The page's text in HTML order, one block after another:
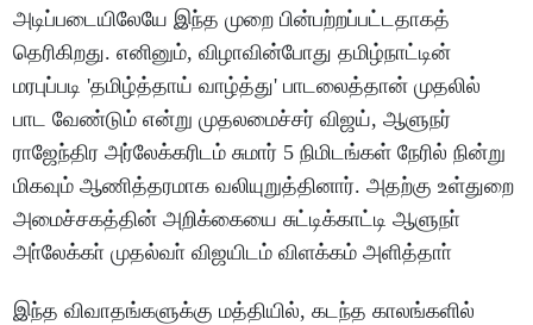
அடிப்படையிலேயே இந்த முறை பின்பற்றப்பட்டதாகத்
தெரிகிறது. எனினும், விழாவின்போது தமிழ்நாட்டின்
மரபுப்படி 'தமிழ்த்தாய் வாழ்த்து' பாடலைத்தான் முதலில்
பாட வேண்டும் என்று முதலமைச்சர் விஜய், ஆளுநர்
ராஜேந்திர அர்லேக்கரிடம் சுமார் 5 நிமிடங்கள் நேரில் நின்று
மிகவும் ஆணித்தரமாக வலியுறுத்தினார். அதற்கு உள்துறை
அமைச்சகத்தின் அறிக்கையை சுட்டிக்காட்டி ஆளுநா்
அா்லேக்கா் முதல்வா் விஜயிடம் விளக்கம் அளித்தாா்
இந்த விவாதங்களுக்கு மத்தியில், கடந்த காலங்களில்